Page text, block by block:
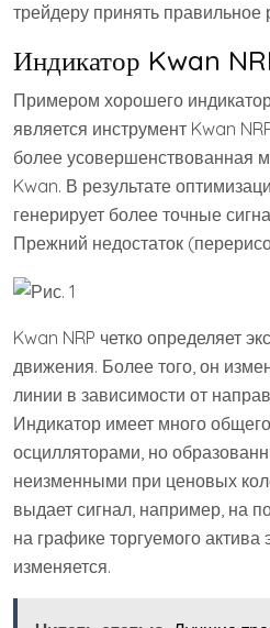
трейдеру принять правильное
Индикатор Kwan
Примером хорошего
является инструмент Kwan
более усовершенствованная
Kwan. В результате
генерирует более точные
Прежний недостаток
Kwan NRP четко определяет
движения. Более того, он
линии в зависимости от
Индикатор имеет много
осцилляторами, но
неизменными при ценовых
выдает сигнал, например, на
на графике торгуемого актива
изменяется.